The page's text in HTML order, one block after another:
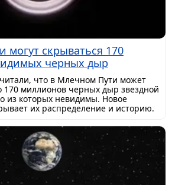
могут скрываться 170
черных дыр
что в Млечном Пути может
170 миллионов черных дыр звездной
из которых невидимы. Новое
их распределение и историю.